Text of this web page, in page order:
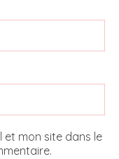
et mon site dans le